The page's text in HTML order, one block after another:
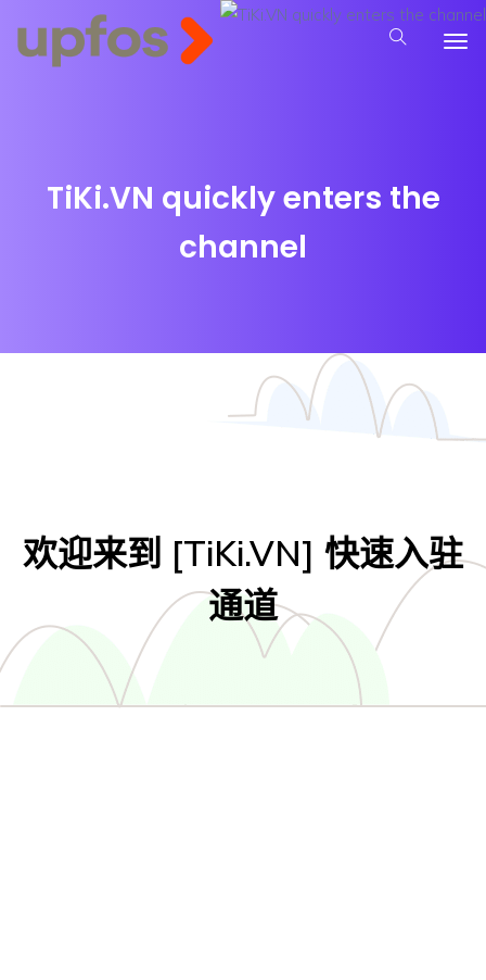
TiKi.VN quickly enters the
channel
欢迎来到 [TiKi.VN] 快速入驻
通道